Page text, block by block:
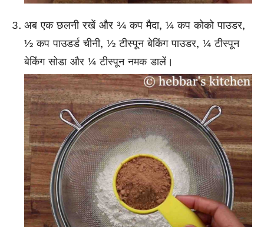
अब एक छलनी रखें और ¾ कप मैदा, ¼ कप कोको पाउडर,
½ कप पाउडर्ड चीनी, ½ टीस्पून बेकिंग पाउडर, ¼ टीस्पून
बेकिंग सोडा और ¼ टीस्पून नमक डालें।